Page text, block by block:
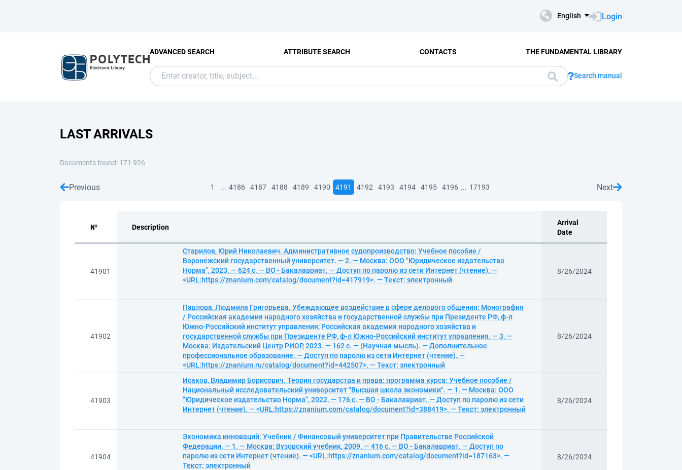
English Login
ADVANCED SEARCH ATTRIBUTE SEARCH CONTACTS THE FUNDAMENTAL LIBRARY
Search manual
LAST ARRIVALS
Documents found: 171 926
Previous 1 ... 4186 4187 4188 4189 4190 4191 4192 4193 4194 4195 4196 ... 17193 Next
№ Description
Arrival
Date
41901
Старилов, Юрий Николаевич. Административное судопроизводство: Учебное пособие /
Воронежский государственный университет. — 2. — Москва: ООО "Юридическое издательство
Норма", 2023. — 624 с. — ВО - Бакалавриат. — Доступ по паролю из сети Интернет (чтение). —
<URL:https://znanium.com/catalog/document?id=417919>. — Текст: электронный
8/26/2024
41902
Павлова, Людмила Григорьева. Убеждающее воздействие в сфере делового общения: Монография
/ Российская академия народного хозяйства и государственной службы при Президенте РФ, ф-л
Южно-Российский институт управления; Российская академия народного хозяйства и
государственной службы при Президенте РФ, ф-л Южно-Российский институт управления. — 3. —
Москва: Издательский Центр РИОР, 2023. — 162 с. — (Научная мысль). — Дополнительное
профессиональное образование. — Доступ по паролю из сети Интернет (чтение). —
<URL:https://znanium.ru/catalog/document?id=442507>. — Текст: электронный
8/26/2024
41903
Исаков, Владимир Борисович. Теория государства и права: программа курса: Учебное пособие /
Национальный исследовательский университет "Высшая школа экономики". — 1. — Москва: ООО
"Юридическое издательство Норма", 2022. — 176 с. — ВО - Бакалавриат. — Доступ по паролю из сети
Интернет (чтение). — <URL:https://znanium.com/catalog/document?id=388419>. — Текст: электронный
8/26/2024
41904
Экономика инноваций: Учебник / Финансовый университет при Правительстве Российской
Федерации. — 1. — Москва: Вузовский учебник, 2009. — 416 с. — ВО - Бакалавриат. — Доступ по
паролю из сети Интернет (чтение). — <URL:https://znanium.com/catalog/document?id=187163>. —
Текст: электронный
8/26/2024